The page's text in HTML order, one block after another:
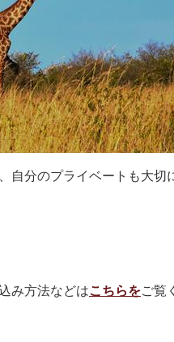
自分のプライベートも大切
み方法などはこちらをご覧